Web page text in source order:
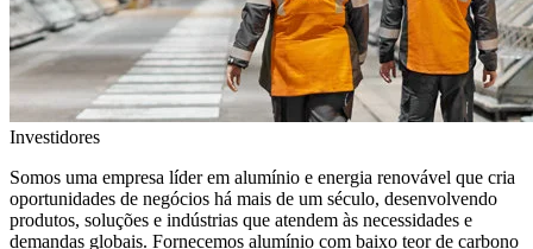
Investidores
Somos uma empresa líder em alumínio e energia renovável que cria
oportunidades de negócios há mais de um século, desenvolvendo
produtos, soluções e indústrias que atendem às necessidades e
demandas globais. Fornecemos alumínio com baixo teor de carbono